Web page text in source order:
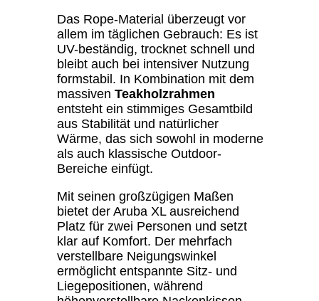
Das Rope-Material überzeugt vor
allem im täglichen Gebrauch: Es ist
UV-beständig, trocknet schnell und
bleibt auch bei intensiver Nutzung
formstabil. In Kombination mit dem
massiven Teakholzrahmen
entsteht ein stimmiges Gesamtbild
aus Stabilität und natürlicher
Wärme, das sich sowohl in moderne
als auch klassische Outdoor-
Bereiche einfügt.
Mit seinen großzügigen Maßen
bietet der Aruba XL ausreichend
Platz für zwei Personen und setzt
klar auf Komfort. Der mehrfach
verstellbare Neigungswinkel
ermöglicht entspannte Sitz- und
Liegepositionen, während